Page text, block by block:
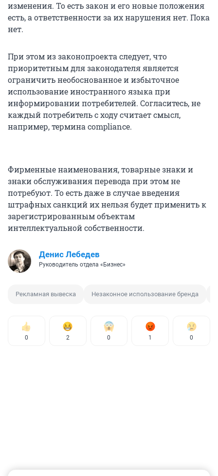
изменения. То есть закон и его новые положения
есть, а ответственности за их нарушения нет. Пока
нет.
При этом из законопроекта следует, что
приоритетным для законодателя является
ограничить необоснованное и избыточное
использование иностранного языка при
информировании потребителей. Согласитесь, не
каждый потребитель с ходу считает смысл,
например, термина compliance.
Фирменные наименования, товарные знаки и
знаки обслуживания перевода при этом не
потребуют. То есть даже в случае введения
штрафных санкций их нельзя будет применить к
зарегистрированным объектам
интеллектуальной собственности.
Денис Лебедев
Руководитель отдела «Бизнес»
Рекламная вывеска Незаконное использование бренда
0 2 0 1 0